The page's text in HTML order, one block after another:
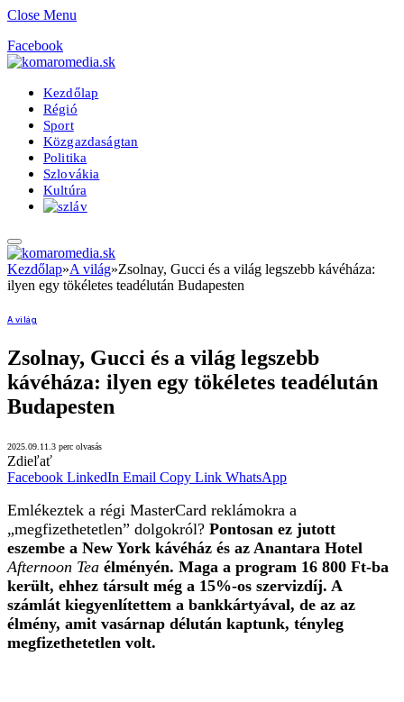
Close Menu
Facebook
Kezdőlap
Régió
Sport
Közgazdaságtan
Politika
Szlovákia
Kultúra
Kezdőlap»A világ»Zsolnay, Gucci és a világ legszebb kávéháza:
ilyen egy tökéletes teadélután Budapesten
A világ
Zsolnay, Gucci és a világ legszebb
kávéháza: ilyen egy tökéletes teadélután
Budapesten
2025.09.11. 3 perc olvasás
Zdieľať
Facebook LinkedIn Email Copy Link WhatsApp
Emlékeztek a régi MasterCard reklámokra a
„megfizethetetlen” dolgokról? Pontosan ez jutott
eszembe a New York kávéház és az Anantara Hotel
Afternoon Tea élményén. Maga a program 16 800 Ft-ba
került, ehhez társult még a 15%-os szervizdíj. A
számlát kiegyenlítettem a bankkártyával, de az az
élmény, amit vasárnap délután kaptunk, tényleg
megfizethetetlen volt.